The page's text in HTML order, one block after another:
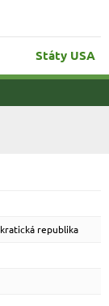
Státy USA
republika